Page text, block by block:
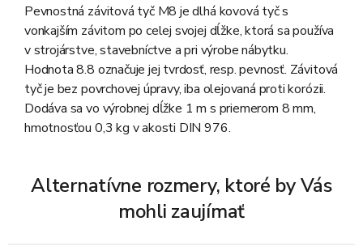
Pevnostná závitová tyč M8 je dlhá kovová tyč s
vonkajším závitom po celej svojej dĺžke, ktorá sa používa
v strojárstve, stavebníctve a pri výrobe nábytku.
Hodnota 8.8 označuje jej tvrdosť, resp. pevnosť. Závitová
tyč je bez povrchovej úpravy, iba olejovaná proti korózii.
Dodáva sa vo výrobnej dĺžke 1 m s priemerom 8 mm,
hmotnosťou 0,3 kg v akosti DIN 976.
Alternatívne rozmery, ktoré by Vás
mohli zaujímať